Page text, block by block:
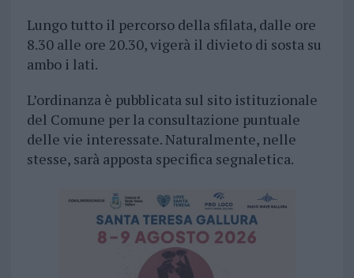
Lungo tutto il percorso della sfilata, dalle ore
8.30 alle ore 20.30, vigerà il divieto di sosta su
ambo i lati.
L’ordinanza è pubblicata sul sito istituzionale
del Comune per la consultazione puntuale
delle vie interessate. Naturalmente, nelle
stesse, sarà apposta specifica segnaletica.